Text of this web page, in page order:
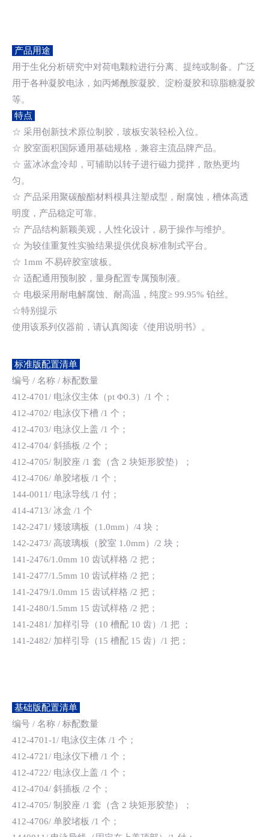
产品用途
用于生化分析研究中对荷电颗粒进行分离、提纯或制备。广泛
用于各种凝胶电泳，如丙烯酰胺凝胶、淀粉凝胶和琼脂糖凝胶
等。
特点
☆ 采用创新技术原位制胶，玻板安装轻松入位。
☆ 胶室面积国际通用基础规格，兼容主流品牌产品。
☆ 蓝冰冰盒冷却，可辅助以转子进行磁力搅拌，散热更均
匀。
☆ 产品采用聚碳酸酯材料模具注塑成型，耐腐蚀，槽体高透
明度，产品稳定可靠。
☆ 产品结构新颖美观，人性化设计，易于操作与维护。
☆ 为较佳重复性实验结果提供优良标准制式平台。
☆ 1mm 不易碎胶室玻板。
☆ 适配通用预制胶，量身配置专属预制液。
☆ 电极采用耐电解腐蚀、耐高温，纯度≥ 99.95% 铂丝。
☆特别提示
使用该系列仪器前，请认真阅读《使用说明书》。
标准版配置清单
编号 / 名称 / 标配数量
412-4701/ 电泳仪主体（pt Φ0.3）/1 个；
412-4702/ 电泳仪下槽 /1 个；
412-4703/ 电泳仪上盖 /1 个；
412-4704/ 斜插板 /2 个；
412-4705/ 制胶座 /1 套（含 2 块矩形胶垫）；
412-4706/ 单胶堵板 /1 个；
144-0011/ 电泳导线 /1 付；
414-4713/ 冰盒 /1 个
142-2471/ 矮玻璃板（1.0mm）/4 块；
142-2473/ 高玻璃板（胶室 1.0mm）/2 块；
141-2476/1.0mm 10 齿试样格 /2 把；
141-2477/1.5mm 10 齿试样格 /2 把；
141-2479/1.0mm 15 齿试样格 /2 把；
141-2480/1.5mm 15 齿试样格 /2 把；
141-2481/ 加样引导（10 槽配 10 齿）/1 把 ；
141-2482/ 加样引导（15 槽配 15 齿）/1 把；
基础版配置清单
编号 / 名称 / 标配数量
412-4701-1/ 电泳仪主体 /1 个；
412-4721/ 电泳仪下槽 /1 个；
412-4722/ 电泳仪上盖 /1 个；
412-4704/ 斜插板 /2 个；
412-4705/ 制胶座 /1 套（含 2 块矩形胶垫）；
412-4706/ 单胶堵板 /1 个；